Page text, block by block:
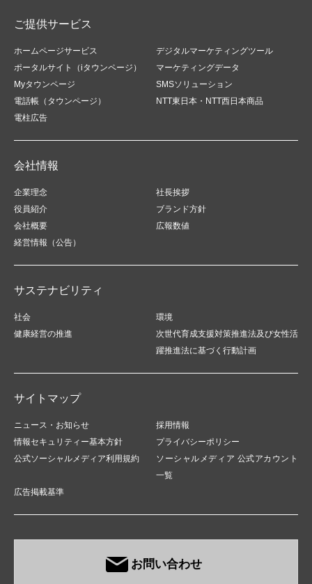
ご提供サービス
ホームページサービス
デジタルマーケティングツール
ポータルサイト（iタウンページ）
マーケティングデータ
Myタウンページ
SMSソリューション
電話帳（タウンページ）
NTT東日本・NTT西日本商品
電柱広告
会社情報
企業理念
社長挨拶
役員紹介
ブランド方針
会社概要
広報数値
経営情報（公告）
サステナビリティ
社会
環境
健康経営の推進
次世代育成支援対策推進法及び女性活
躍推進法に基づく行動計画
サイトマップ
ニュース・お知らせ
採用情報
情報セキュリティー基本方針
プライバシーポリシー
公式ソーシャルメディア利用規約
ソーシャルメディア 公式アカウント
一覧
広告掲載基準
お問い合わせ